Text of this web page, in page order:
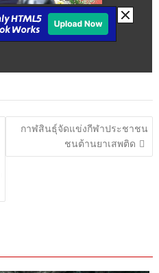
กาฬสินธุ์จัดแข่งกีฬาประชาชน
ชนต้านยาเสพติด